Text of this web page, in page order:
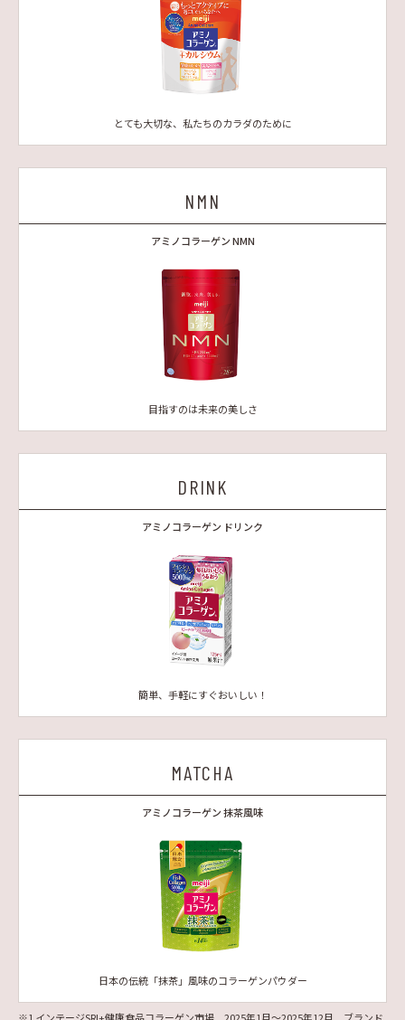
とても大切な、私たちのカラダのために
NMN
アミノコラーゲン NMN
目指すのは未来の美しさ
DRINK
アミノコラーゲン ドリンク
簡単、手軽にすぐおいしい！
MATCHA
アミノコラーゲン 抹茶風味
日本の伝統「抹茶」風味のコラーゲンパウダー